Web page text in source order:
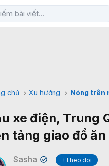
chủ Xu hướng Nóng trên
xe điện, Trung
tảng giao đồ ăn
Sasha ✔
+Theo dõi